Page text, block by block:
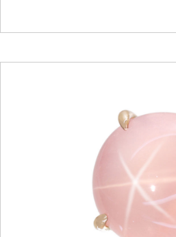
ご注文手続き